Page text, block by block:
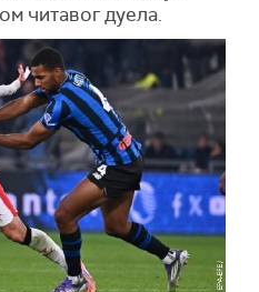
читавог дуела.